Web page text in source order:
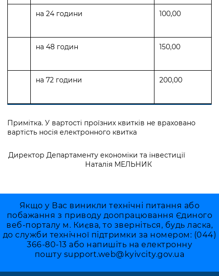
на 24 години 100,00
на 48 годин 150,00
на 72 години 200,00
Примітка. У вартості проїзних квитків не враховано
вартість носія електронного квитка
Директор Департаменту економіки та інвестиції
Наталія МЕЛЬНИК
Якщо у Вас виникли технічні питання або
побажання з приводу доопрацювання Єдиного
веб-порталу м. Києва, то зверніться, будь ласка,
до служби технічної підтримки за номером: (044)
366-80-13 або напишіть на електронну
пошту support.web@kyivcity.gov.ua